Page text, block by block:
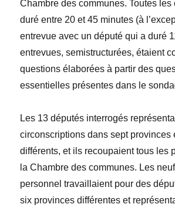
Chambre des communes. Toutes les
duré entre 20 et 45 minutes (à
entrevue avec un député qui a duré
entrevues, semistructurées, étaient
questions élaborées à partir des
essentielles présentes dans le
Les 13 députés interrogés
circonscriptions dans sept provinces
différents, et ils recoupaient tous les
la Chambre des communes. Les
personnel travaillaient pour des
six provinces différentes et